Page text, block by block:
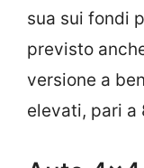
sua sui fondi
previsto
versione a
elevati, pari a